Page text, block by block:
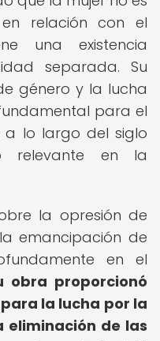
relación con el
una existencia
separada. Su
género y la lucha
para el
a lo largo del siglo
relevante en la
la opresión de
emancipación de
en el
obra proporcionó
la lucha por la
eliminación de las